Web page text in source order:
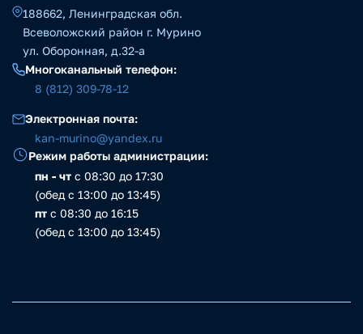
188662, Ленинградская обл.
Всеволожский район г. Мурино
ул. Оборонная, д.32-а
Многоканальный телефон:
8 (812) 309-78-12
Электронная почта:
kan-murino@yandex.ru
Режим работы администрации:
пн - чт с 08:30 до 17:30
(обед с 13:00 до 13:45)
пт с 08:30 до 16:15
(обед с 13:00 до 13:45)